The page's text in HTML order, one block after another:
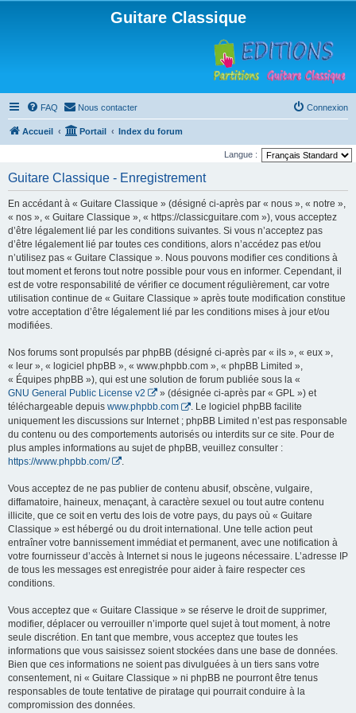
Guitare Classique
FAQ Nous contacter Connexion
Accueil Portail Index du forum
Langue :
Guitare Classique - Enregistrement
En accédant à « Guitare Classique » (désigné ci-après par « nous », « notre »,
« nos », « Guitare Classique », « https://classicguitare.com »), vous acceptez
d’être légalement lié par les conditions suivantes. Si vous n’acceptez pas
d’être légalement lié par toutes ces conditions, alors n’accédez pas et/ou
n’utilisez pas « Guitare Classique ». Nous pouvons modifier ces conditions à
tout moment et ferons tout notre possible pour vous en informer. Cependant, il
est de votre responsabilité de vérifier ce document régulièrement, car votre
utilisation continue de « Guitare Classique » après toute modification constitue
votre acceptation d’être légalement lié par les conditions mises à jour et/ou
modifiées.
Nos forums sont propulsés par phpBB (désigné ci-après par « ils », « eux »,
« leur », « logiciel phpBB », « www.phpbb.com », « phpBB Limited »,
« Équipes phpBB »), qui est une solution de forum publiée sous la «
GNU General Public License v2
» (désignée ci-après par « GPL ») et
téléchargeable depuis www.phpbb.com
. Le logiciel phpBB facilite
uniquement les discussions sur Internet ; phpBB Limited n’est pas responsable
du contenu ou des comportements autorisés ou interdits sur ce site. Pour de
plus amples informations au sujet de phpBB, veuillez consulter :
https://www.phpbb.com/
Vous acceptez de ne pas publier de contenu abusif, obscène, vulgaire,
diffamatoire, haineux, menaçant, à caractère sexuel ou tout autre contenu
illicite, que ce soit en vertu des lois de votre pays, du pays où « Guitare
Classique » est hébergé ou du droit international. Une telle action peut
entraîner votre bannissement immédiat et permanent, avec une notification à
votre fournisseur d’accès à Internet si nous le jugeons nécessaire. L’adresse IP
de tous les messages est enregistrée pour aider à faire respecter ces
conditions.
Vous acceptez que « Guitare Classique » se réserve le droit de supprimer,
modifier, déplacer ou verrouiller n’importe quel sujet à tout moment, à notre
seule discrétion. En tant que membre, vous acceptez que toutes les
informations que vous saisissez soient stockées dans une base de données.
Bien que ces informations ne soient pas divulguées à un tiers sans votre
consentement, ni « Guitare Classique » ni phpBB ne pourront être tenus
responsables de toute tentative de piratage qui pourrait conduire à la
compromission des données.